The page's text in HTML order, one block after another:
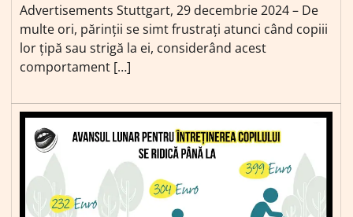
Advertisements Stuttgart, 29 decembrie 2024 – De
multe ori, părinții se simt frustrați atunci când copiii
lor țipă sau strigă la ei, considerând acest
comportament […]